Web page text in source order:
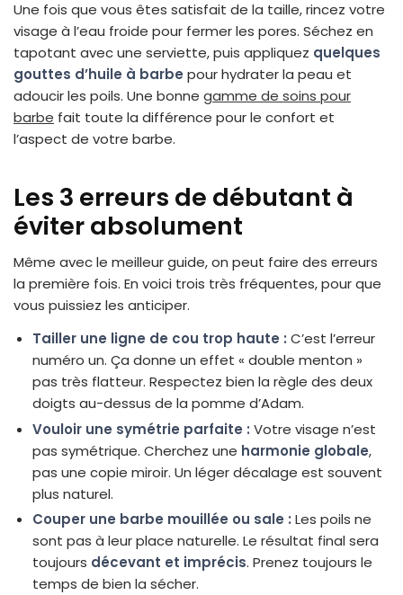
Une fois que vous êtes satisfait de la taille, rincez votre
visage à l’eau froide pour fermer les pores. Séchez en
tapotant avec une serviette, puis appliquez quelques
gouttes d’huile à barbe pour hydrater la peau et
adoucir les poils. Une bonne gamme de soins pour
barbe fait toute la différence pour le confort et
l’aspect de votre barbe.
Les 3 erreurs de débutant à
éviter absolument
Même avec le meilleur guide, on peut faire des erreurs
la première fois. En voici trois très fréquentes, pour que
vous puissiez les anticiper.
Tailler une ligne de cou trop haute : C’est l’erreur
numéro un. Ça donne un effet « double menton »
pas très flatteur. Respectez bien la règle des deux
doigts au-dessus de la pomme d’Adam.
Vouloir une symétrie parfaite : Votre visage n’est
pas symétrique. Cherchez une harmonie globale,
pas une copie miroir. Un léger décalage est souvent
plus naturel.
Couper une barbe mouillée ou sale : Les poils ne
sont pas à leur place naturelle. Le résultat final sera
toujours décevant et imprécis. Prenez toujours le
temps de bien la sécher.